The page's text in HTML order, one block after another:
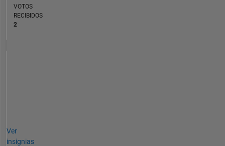
VOTOS
RECIBIDOS
2
Ver
insignias